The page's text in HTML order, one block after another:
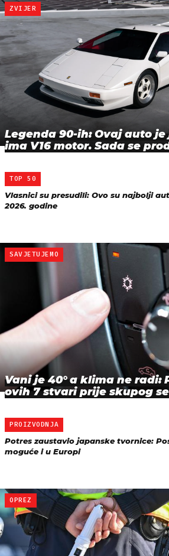
ZVIJER
Legenda 90-ih: Ovaj auto
ima V16 motor. Sada se
TOP 50
Vlasnici su presudili: Ovo su najbolji
2026. godine
SAVJETUJEMO
Vani je 40° a klima ne radi:
ovih 7 stvari prije skupog
PROIZVODNJA
Potres zaustavio japanske tvornice:
moguće i u Europi
OPREZ